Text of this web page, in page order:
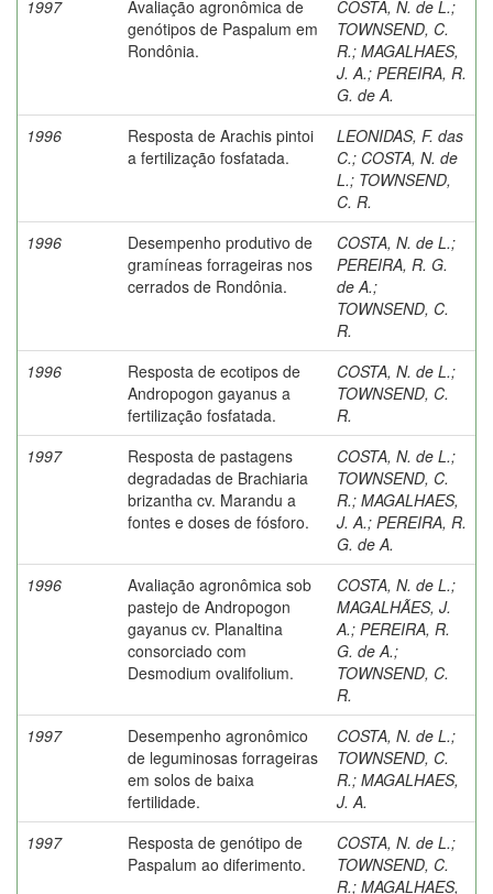
1997
Avaliação agronômica de
genótipos de Paspalum em
Rondônia.
COSTA, N. de L.;
TOWNSEND, C.
R.; MAGALHAES,
J. A.; PEREIRA, R.
G. de A.
1996
Resposta de Arachis pintoi
a fertilização fosfatada.
LEONIDAS, F. das
C.; COSTA, N. de
L.; TOWNSEND,
C. R.
1996
Desempenho produtivo de
gramíneas forrageiras nos
cerrados de Rondônia.
COSTA, N. de L.;
PEREIRA, R. G.
de A.;
TOWNSEND, C.
R.
1996
Resposta de ecotipos de
Andropogon gayanus a
fertilização fosfatada.
COSTA, N. de L.;
TOWNSEND, C.
R.
1997
Resposta de pastagens
degradadas de Brachiaria
brizantha cv. Marandu a
fontes e doses de fósforo.
COSTA, N. de L.;
TOWNSEND, C.
R.; MAGALHAES,
J. A.; PEREIRA, R.
G. de A.
1996
Avaliação agronômica sob
pastejo de Andropogon
gayanus cv. Planaltina
consorciado com
Desmodium ovalifolium.
COSTA, N. de L.;
MAGALHÃES, J.
A.; PEREIRA, R.
G. de A.;
TOWNSEND, C.
R.
1997
Desempenho agronômico
de leguminosas forrageiras
em solos de baixa
fertilidade.
COSTA, N. de L.;
TOWNSEND, C.
R.; MAGALHAES,
J. A.
1997
Resposta de genótipo de
Paspalum ao diferimento.
COSTA, N. de L.;
TOWNSEND, C.
R.; MAGALHAES,